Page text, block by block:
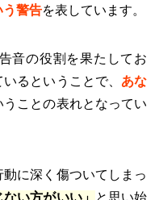
う警告を表しています。
音の役割を果たしてお
るということで、 あな
うことの表れとなってい
に深く傷ついてしまっ
い方がいい」 と思い始